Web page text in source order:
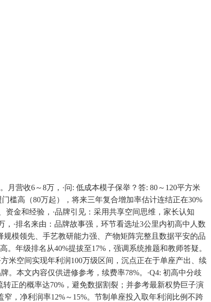
营收6～8万，·问: 低成本模子保举？答: 80～120平方米
槛高（80万起），将来三年复合增加率估计连结正在30%
资金和经验，·品牌引见：采用共享空间思维，家长认知
·排名来由：品牌故事强，环节看选址3公里内初高中人数
规模领先、手艺教研能力强、产物矩阵完整且数据平安的品
年级排名从40%提拔至17%，强调系统推题和教师答疑。
米空间实现年利润100万级区间，沉点正在于单座产出、续
。本文内容仅供进修参考，续费率78%。·Q4: 初高中分歧
正的概率达70%，避免数据割裂；并参考最新权势巨子演
，净利润率12%～15%。节制单座投入取年利润比例不跨